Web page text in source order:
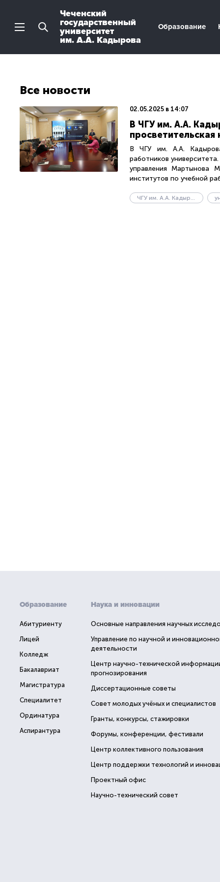
Чеченский
государственный
университет
им. А.А. Кадырова
Образование
Все новости
02.05.2025 в 14:07
В ЧГУ им. А.А.
просветительская
В ЧГУ им. А.А.
работников
управления Мартынова
институтов по учебной
ЧГУ им. А.А. Кадырова
Образование
Абитуриенту
Лицей
Колледж
Бакалавриат
Магистратура
Специалитет
Ординатура
Аспирантура
Наука и инновации
Основные направления научных
Управление по научной и
деятельности
Центр научно-технической
прогнозирования
Диссертационные советы
Совет молодых учёных и специалистов
Гранты, конкурсы, стажировки
Форумы, конференции, фестивали
Центр коллективного пользования
Центр поддержки технологий и
Проектный офис
Научно-технический совет